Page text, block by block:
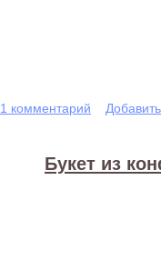
1 комментарий
Букет из